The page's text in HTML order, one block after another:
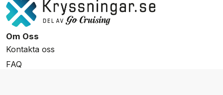
Om Oss
Kontakta oss
FAQ